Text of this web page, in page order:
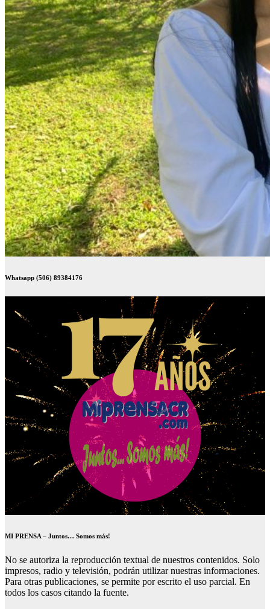
Whatsapp (506) 89384176
MI PRENSA – Juntos… Somos más!
No se autoriza la reproducción textual de nuestros contenidos. Solo
impresos, radio y televisión, podrán utilizar nuestras informaciones.
Para otras publicaciones, se permite por escrito el uso parcial. En
todos los casos citando la fuente.